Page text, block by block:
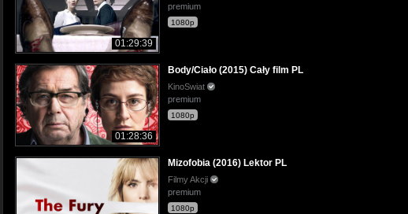
01:29:39
premium
1080p
01:28:36
Body/Ciało (2015) Cały film PL
KinoSwiat
premium
1080p
Mizofobia (2016) Lektor PL
Filmy Akcji
premium
1080p